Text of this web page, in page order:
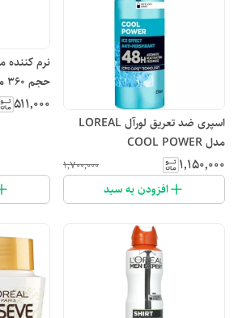
اسپری ضد تعریق لورآل LOREAL
مدل COOL POWER
۱٬۱۵۰٬۰۰۰ ۱٬۷۰۰٬۰۰۰
افزودن به سبد
حجم 360 میلی لیتر
۵۱۱٬۰۰۰